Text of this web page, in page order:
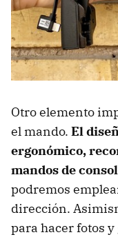
Otro elemento
el mando. El
ergonómico,
mandos de
podremos
dirección.
para hacer fotos